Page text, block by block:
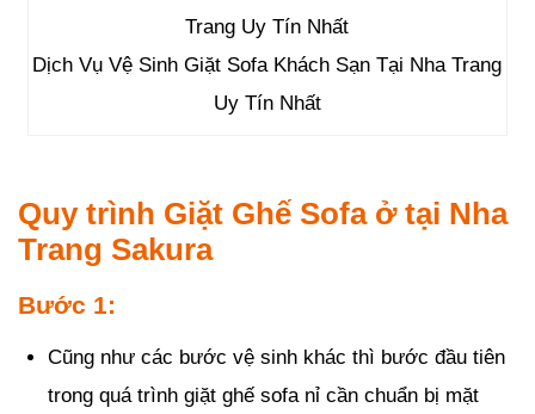
Dịch Vụ Vệ Sinh Giặt Sofa Khách Sạn Tại Nha Trang
Uy Tín Nhất
Quy trình Giặt Ghế Sofa ở tại Nha
Trang Sakura
Bước 1:
Cũng như các bước vệ sinh khác thì bước đầu tiên
trong quá trình giặt ghế sofa nỉ cần chuẩn bị mặt